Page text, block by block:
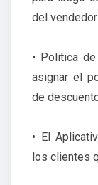
del
• Politica
asignar el
de
• El
los clientes